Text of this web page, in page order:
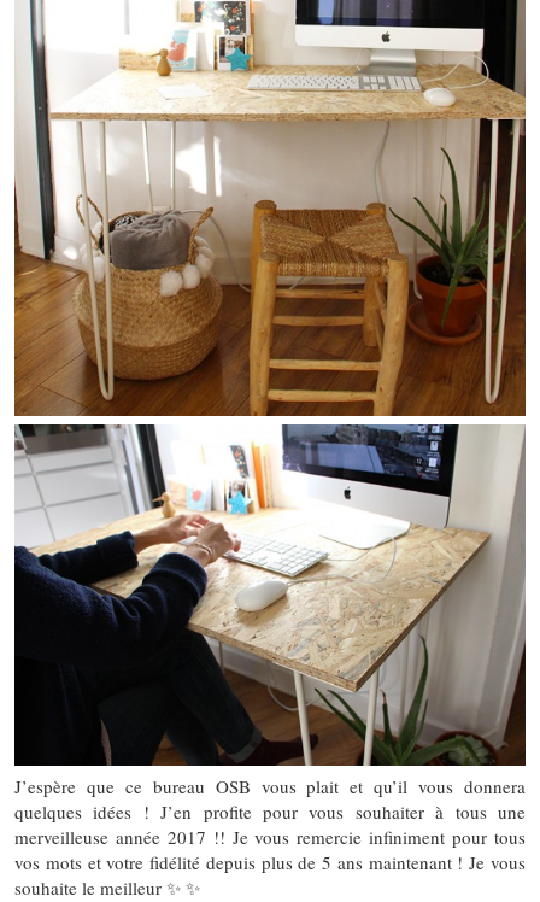
J’espère que ce bureau OSB vous plait et qu’il vous donnera
quelques idées ! J’en profite pour vous souhaiter à tous une
merveilleuse année 2017 !! Je vous remercie infiniment pour tous
vos mots et votre fidélité depuis plus de 5 ans maintenant ! Je vous
souhaite le meilleur ✨ ✨